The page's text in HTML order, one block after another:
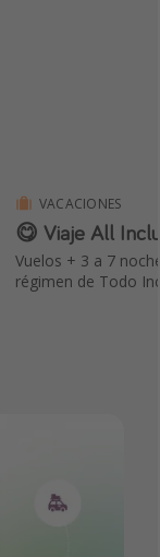
VACACIONES
😋 Viaje All
Vuelos + 3 a 7
régimen de Todo